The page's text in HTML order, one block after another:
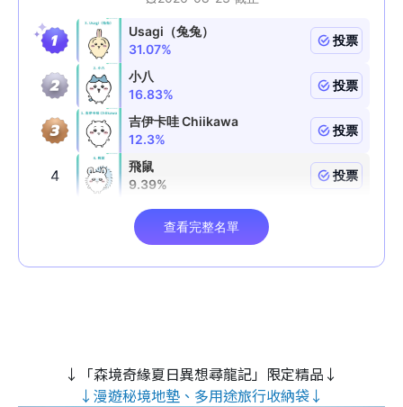
↓「森境奇緣夏日異想尋龍記」限定精品↓
↓漫遊秘境地墊、多用途旅行收納袋↓